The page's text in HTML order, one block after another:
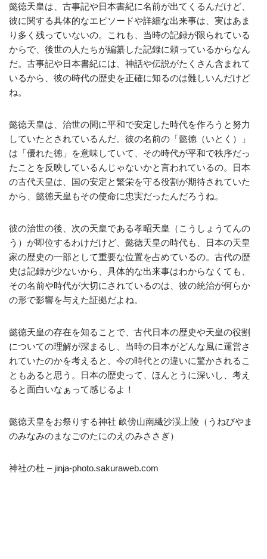
懿徳天皇は、古事記や日本書紀に名前が出てくるんだけど、
彼に関する具体的なエピソードや詳細な出来事は、実はあま
り多く残っていないの。これも、当時の記録が限られている
からで、後世の人たちが編纂した記録に頼っているからなん
だ。古事記や日本書紀には、神話や伝説がたくさん含まれて
いるから、彼の時代の歴史を正確に知るのは難しいんだけど
ね。
懿徳天皇は、治世の間に平和で安定した時代を作ろうと努力
していたとされているんだ。彼の名前の「懿徳（いとく）」
は「優れた徳」を意味していて、その時代が平和で秩序だっ
たことを反映しているんじゃないかと言われているの。日本
の古代天皇は、国の安定と繁栄を守る役割が期待されていた
から、懿徳天皇もその使命に忠実だったんだろうね。
彼の治世の後、次の天皇である孝昭天皇（こうしょうてんの
う）が即位するわけだけど、懿徳天皇の時代も、日本の天皇
家の歴史の一部として重要な位置を占めているの。古代の歴
史は記録が少ないから、具体的な出来事はわからなくても、
その名前や時代が大切にされているのは、彼の統治が何らか
の形で影響を与えた証拠だよね。
懿徳天皇の存在を知ることで、古代日本の歴史や天皇の役割
についての理解が深まるし、当時の日本がどんな風に運営さ
れていたのかを考えると、今の時代との違いに驚かされるこ
ともあると思う。日本の歴史って、ほんとうに深いし、考え
ると面白いなぁって感じるよ！
懿徳天皇をお祭りする神社 畝傍山南繊沙渓上陵（うねびやま
のみなみのまなごのたにのえのみささぎ）
神社の杜 – jinja-photo.sakuraweb.com